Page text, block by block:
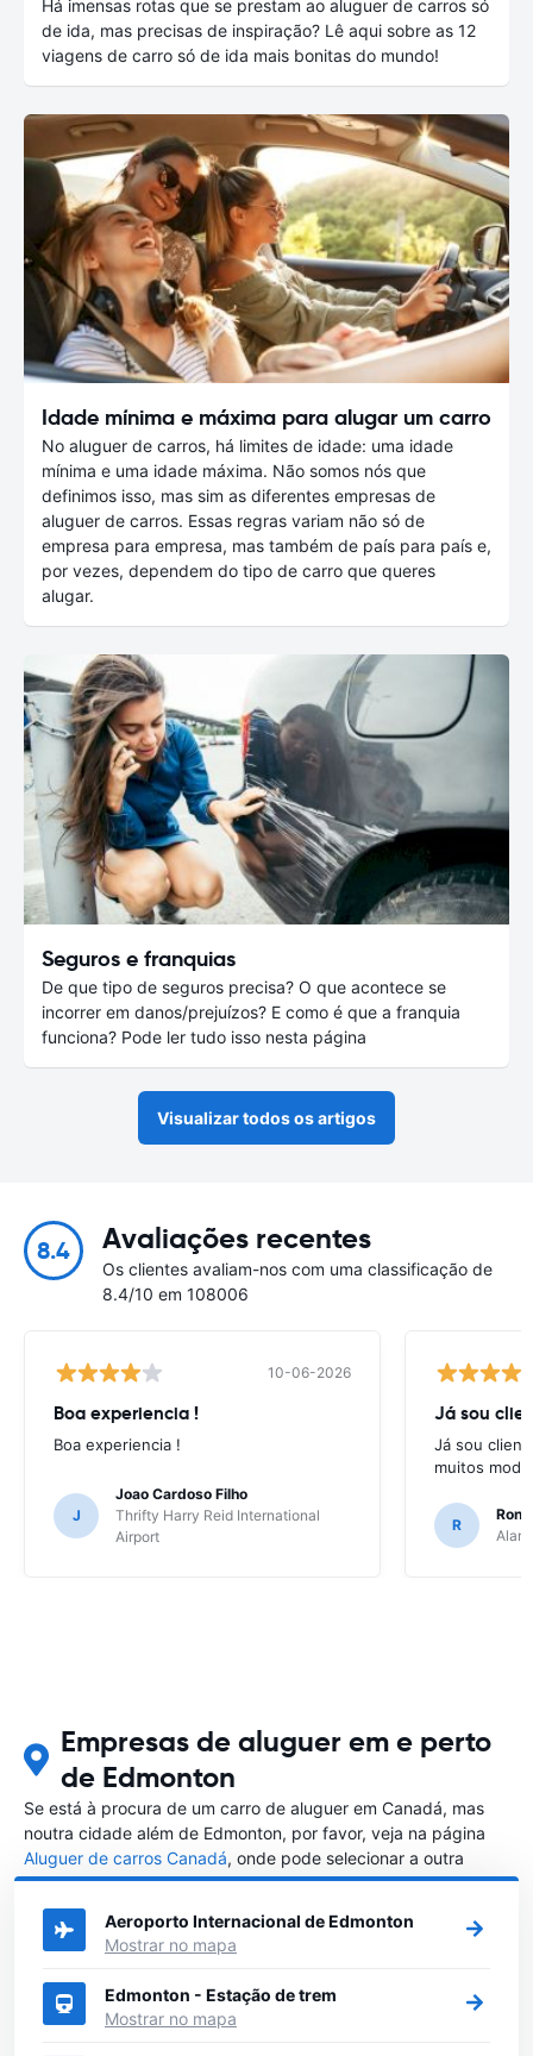
Há imensas rotas que se prestam ao aluguer de carros só
de ida, mas precisas de inspiração? Lê aqui sobre as 12
viagens de carro só de ida mais bonitas do mundo!
Idade mínima e máxima para alugar um carro
No aluguer de carros, há limites de idade: uma idade
mínima e uma idade máxima. Não somos nós que
definimos isso, mas sim as diferentes empresas de
aluguer de carros. Essas regras variam não só de
empresa para empresa, mas também de país para país e,
por vezes, dependem do tipo de carro que queres
alugar.
Seguros e franquias
De que tipo de seguros precisa? O que acontece se
incorrer em danos/prejuízos? E como é que a franquia
funciona? Pode ler tudo isso nesta página
Visualizar todos os artigos
8.4 Avaliações recentes
Os clientes avaliam-nos com uma classificação de
8.4/10 em 108006
10-06-2026
Boa experiencia !
Boa experiencia !
J
Joao Cardoso Filho
Thrifty Harry Reid International
Airport
Já sou
Já sou
muitos
R
Empresas de aluguer em e perto
de Edmonton
Se está à procura de um carro de aluguer em Canadá, mas
noutra cidade além de Edmonton, por favor, veja na página
Aluguer de carros Canadá, onde pode selecionar a outra
cidade em Canadá que gostaria de alugar um carro
Aeroporto Internacional de Edmonton
Mostrar no mapa
Edmonton - Estação de trem
Mostrar no mapa